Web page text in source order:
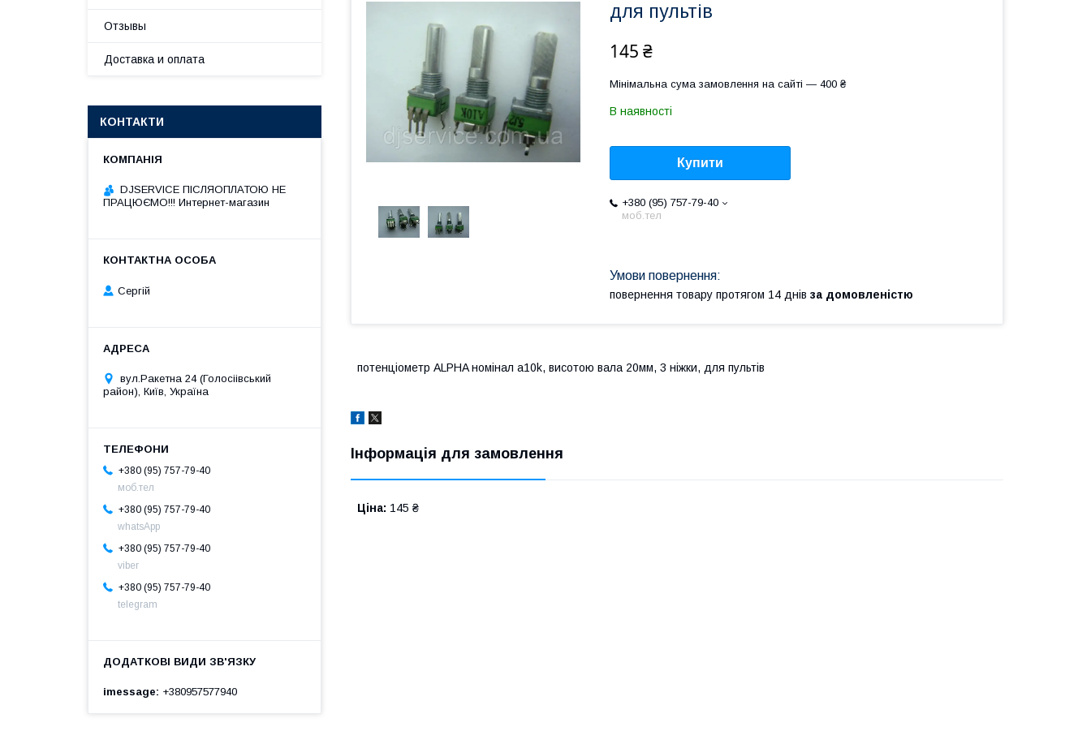
для пультів
145 ₴
Мінімальна сума замовлення на сайті — 400 ₴
В наявності
Купити
+380 (95) 757-79-40
моб.тел
повернення товару протягом 14 днів за домовленістю
потенціометр ALPHA номінал a10k, висотою вала 20мм, 3 ніжки, для пультів
Інформація для замовлення
Ціна: 145 ₴
Отзывы
Доставка и оплата
КОНТАКТИ
DJSERVICE ПІСЛЯОПЛАТОЮ НЕ
ПРАЦЮЄМО!!! Интернет-магазин
Сергій
вул.Ракетна 24 (Голосіівський
район), Київ, Україна
+380 (95) 757-79-40
моб.тел
+380 (95) 757-79-40
whatsApp
+380 (95) 757-79-40
viber
+380 (95) 757-79-40
telegram
imessage +380957577940